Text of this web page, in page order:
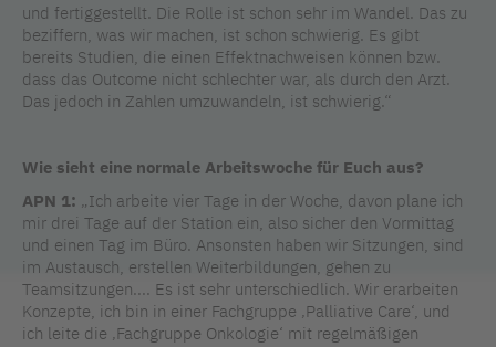
und fertiggestellt. Die Rolle ist schon sehr im Wandel. Das zu
beziffern, was wir machen, ist schon schwierig. Es gibt
bereits Studien, die einen Effektnachweisen können bzw.
dass das Outcome nicht schlechter war, als durch den Arzt.
Das jedoch in Zahlen umzuwandeln, ist schwierig.“
Wie sieht eine normale Arbeitswoche für Euch aus?
APN 1: „Ich arbeite vier Tage in der Woche, davon plane ich
mir drei Tage auf der Station ein, also sicher den Vormittag
und einen Tag im Büro. Ansonsten haben wir Sitzungen, sind
im Austausch, erstellen Weiterbildungen, gehen zu
Teamsitzungen.... Es ist sehr unterschiedlich. Wir erarbeiten
Konzepte, ich bin in einer Fachgruppe ‚Palliative Care‘, und
ich leite die ‚Fachgruppe Onkologie‘ mit regelmäßigen